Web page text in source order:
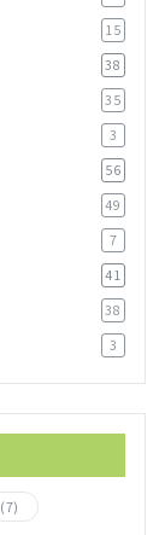
15
38
35
3
56
49
7
41
38
3
(7)